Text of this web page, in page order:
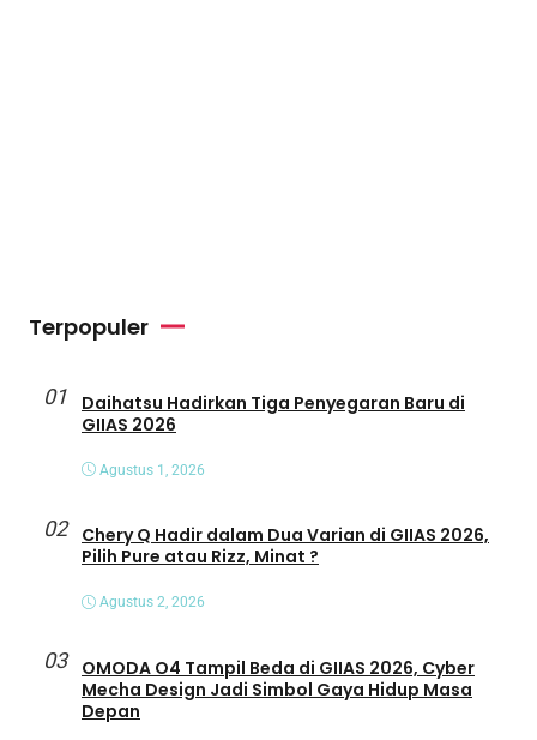
Terpopuler
01
Daihatsu Hadirkan Tiga Penyegaran Baru di
GIIAS 2026
Agustus 1, 2026
02
Chery Q Hadir dalam Dua Varian di GIIAS 2026,
Pilih Pure atau Rizz, Minat ?
Agustus 2, 2026
03
OMODA O4 Tampil Beda di GIIAS 2026, Cyber
Mecha Design Jadi Simbol Gaya Hidup Masa
Depan